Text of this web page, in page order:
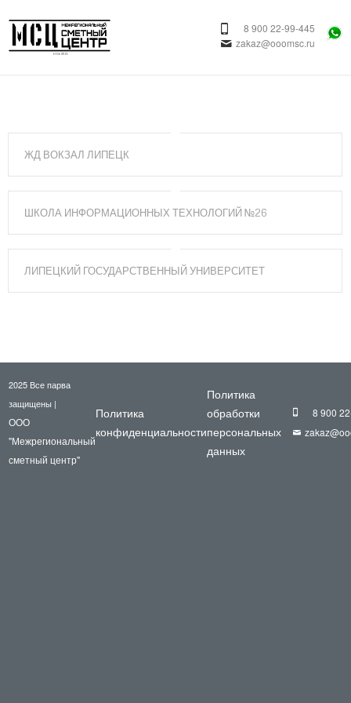
8 900 22-99-445
zakaz@ooomsc.ru
ЖД ВОКЗАЛ ЛИПЕЦК
ШКОЛА ИНФОРМАЦИОННЫХ ТЕХНОЛОГИЙ №26
ЛИПЕЦКИЙ ГОСУДАРСТВЕННЫЙ УНИВЕРСИТЕТ
2025 Все парва
защищены |
ООО
"Межрегиональный
сметный центр"
Политика
конфиденциальности
Политика
обработки
персональных
данных
8 900